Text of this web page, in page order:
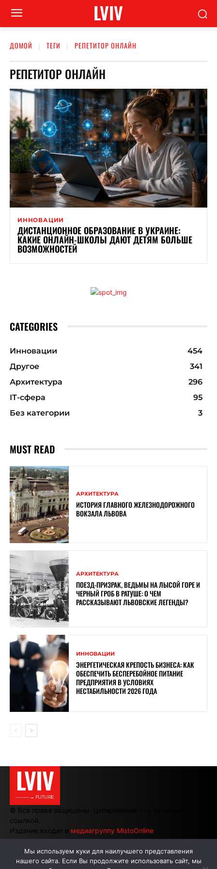
LVIV
ДОМОЙ ТЕГИ РЕПЕТИТОР ОНЛАЙН
РЕПЕТИТОР ОНЛАЙН
ИННОВАЦИИ
ДИСТАНЦИОННОЕ ОБРАЗОВАНИЕ В УКРАИНЕ:
КАКИЕ ОНЛАЙН-ШКОЛЫ ДАЮТ ДЕТЯМ БОЛЬШЕ
ВОЗМОЖНОСТЕЙ
CATEGORIES
Инновации
454
Другое
341
Архитектура
296
ІТ-сфера
95
Без категории
3
MUST READ
АРХИТЕКТУРА
ИСТОРИЯ ГЛАВНОГО ЖЕЛЕЗНОДОРОЖНОГО
ВОКЗАЛА ЛЬВОВА
АРХИТЕКТУРА
ПОЕЗД-ПРИЗРАК, ВЕДЬМЫ НА ЛЫСОЙ ГОРЕ И
ЧЕРНЫЙ ГРОБ В РАТУШЕ: О ЧЕМ
РАССКАЗЫВАЮТ ЛЬВОВСКИЕ ЛЕГЕНДЫ?
ИННОВАЦИИ
ЭНЕРГЕТИЧЕСКАЯ КРЕПОСТЬ БИЗНЕСА: КАК
ОБЕСПЕЧИТЬ БЕСПЕРЕБОЙНОЕ ПИТАНИЕ
ПРЕДПРИЯТИЯ В УСЛОВИЯХ
НЕСТАБИЛЬНОСТИ 2026 ГОДА
LVIV
———→ FUTURE
© Все права защищены. Цитирование — с активной
ссылкой.
Издание входит в медиагруппу MistoOnline
АВТОРЫ РЕКЛАМА НА САЙТЕ
Мы используем куки для наилучшего представления
нашего сайта. Если Вы продолжите использовать сайт, мы